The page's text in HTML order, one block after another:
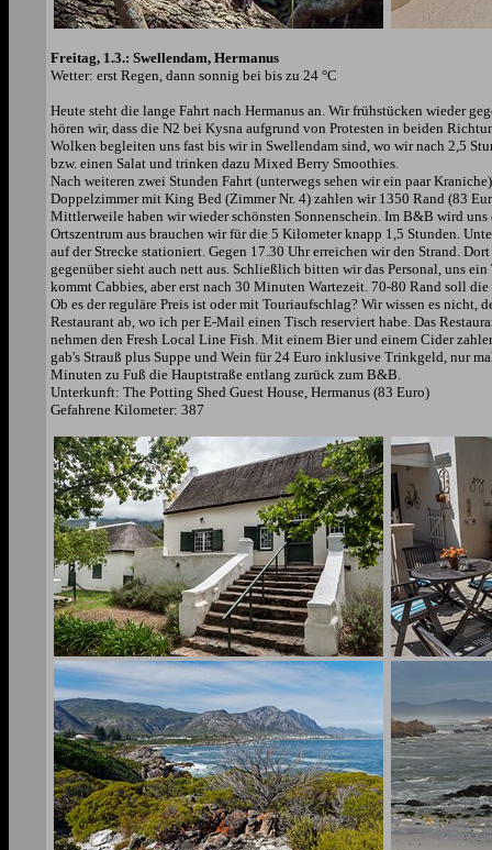
Freitag, 1.3.: Swellendam, Hermanus
Wetter: erst Regen, dann sonnig bei bis zu 24 °C
Heute steht die lange Fahrt nach Hermanus an. Wir frühstücken wieder
hören wir, dass die N2 bei Kysna aufgrund von Protesten in beiden
Wolken begleiten uns fast bis wir in Swellendam sind, wo wir nach 2,5
bzw. einen Salat und trinken dazu Mixed Berry Smoothies.
Nach weiteren zwei Stunden Fahrt (unterwegs sehen wir ein paar
Doppelzimmer mit King Bed (Zimmer Nr. 4) zahlen wir 1350 Rand (83
Mittlerweile haben wir wieder schönsten Sonnenschein. Im B&B wird
Ortszentrum aus brauchen wir für die 5 Kilometer knapp 1,5 Stunden.
auf der Strecke stationiert. Gegen 17.30 Uhr erreichen wir den Strand.
gegenüber sieht auch nett aus. Schließlich bitten wir das Personal, uns
kommt Cabbies, aber erst nach 30 Minuten Wartezeit. 70-80 Rand soll
Ob es der reguläre Preis ist oder mit Touriaufschlag? Wir wissen es
Restaurant ab, wo ich per E-Mail einen Tisch reserviert habe. Das
nehmen den Fresh Local Line Fish. Mit einem Bier und einem Cider
gab's Strauß plus Suppe und Wein für 24 Euro inklusive Trinkgeld, nur
Minuten zu Fuß die Hauptstraße entlang zurück zum B&B.
Unterkunft: The Potting Shed Guest House, Hermanus (83 Euro)
Gefahrene Kilometer: 387